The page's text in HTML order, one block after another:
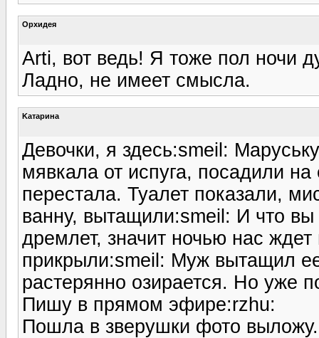
Орхидея
Arti, вот ведь! Я тоже пол ночи
Ладно, не имеет смысла.
Kатарина
Девочки, я здесь:smeil:
мявкала от испуга, посадили
перестала. Туалет показали,
ванну, вытащили:smeil: И что вы
дремлет, значит ночью нас
прикрыли:smeil: Муж вытащил
растерянно озирается. Но уже
Пишу в прямом эфире:rzhu:
Пошла в зверушки фото